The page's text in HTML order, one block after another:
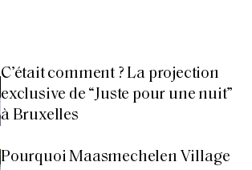
C’était comment ? La projection
exclusive de “Juste pour une nuit”
à Bruxelles
Pourquoi Maasmechelen Village